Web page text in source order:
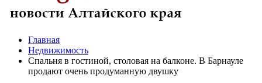
Главная
Недвижимость
Спальня в гостиной, столовая на балконе. В Барнауле
продают очень продуманную двушку